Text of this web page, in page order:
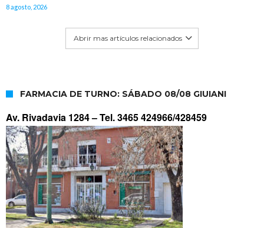
8 agosto, 2026
Abrir mas artículos relacionados
FARMACIA DE TURNO: SÁBADO 08/08 GIUIANI
Av. Rivadavia 1284 –Tel. 3465 424966/428459